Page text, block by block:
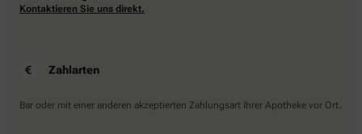
Kontaktieren Sie uns direkt.
Zahlarten
Bar oder mit einer anderen akzeptierten Zahlungsart Ihrer Apotheke vor Ort.